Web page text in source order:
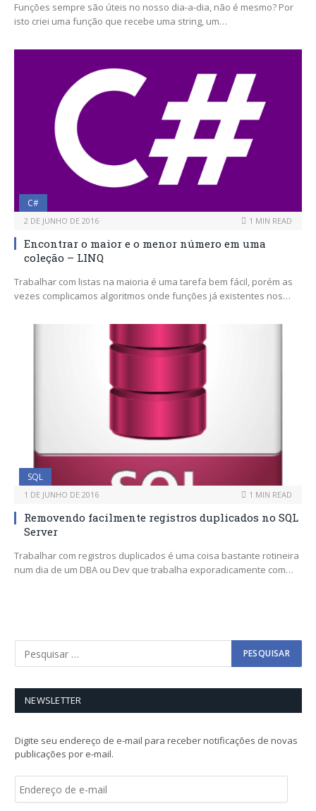
Funções sempre são úteis no nosso dia-a-dia, não é mesmo? Por
isto criei uma função que recebe uma string, um…
C#
2 DE JUNHO DE 2016 1 MIN READ
Encontrar o maior e o menor número em uma
coleção – LINQ
Trabalhar com listas na maioria é uma tarefa bem fácil, porém as
vezes complicamos algoritmos onde funções já existentes nos…
SQL
1 DE JUNHO DE 2016 1 MIN READ
Removendo facilmente registros duplicados no SQL
Server
Trabalhar com registros duplicados é uma coisa bastante rotineira
num dia de um DBA ou Dev que trabalha exporadicamente com…
NEWSLETTER
Digite seu endereço de e-mail para receber notificações de novas
publicações por e-mail.